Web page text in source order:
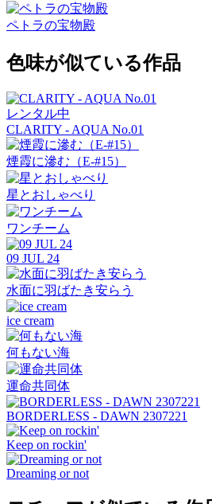
ペトラの宝物殿
色味が似ている作品
レンタル中
CLARITY - AQUA No.01
煙霞に滲む（E-#15）
星とおしゃべり
ワンチーム
09 JUL 24
水面に羽ばたき安らう
ice cream
何もない海
運命共同体
BORDERLESS - DAWN 2307221
Keep on rockin'
Dreaming or not